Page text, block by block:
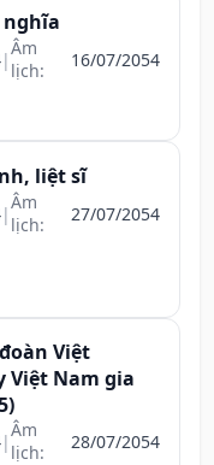
|Âm
lịch:
16/07/2054
liệt sĩ
|Âm
lịch:
27/07/2054
Việt
Việt Nam gia
|Âm
lịch:
28/07/2054